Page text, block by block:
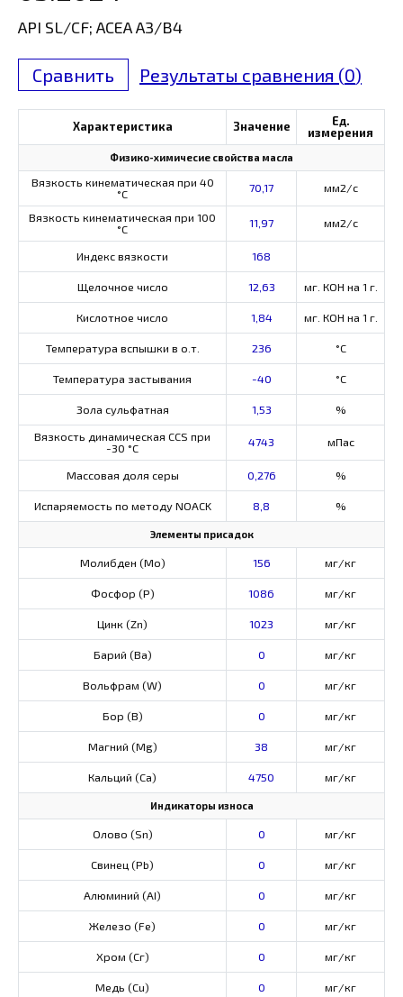
API SL/CF; ACEA A3/B4
Сравнить Результаты сравнения (0)
Характеристика Значение
Ед.
измерения
Физико-химичесие свойства масла
Вязкость кинематическая при 40
°С
70,17 мм2/с
Вязкость кинематическая при 100
°С
11,97 мм2/с
Индекс вязкости 168
Щелочное число 12,63 мг. КОН на 1 г.
Кислотное число 1,84 мг. КОН на 1 г.
Температура вспышки в о.т. 236 °C
Температура застывания -40 °C
Зола сульфатная 1,53
%
Вязкость динамическая CCS при
-30 °С
4743 мПас
Массовая доля серы 0,276 %
Испаряемость по методу NOACK 8,8 %
Элементы присадок
Молибден (Мо) 156 мг/кг
Фосфор (Р) 1086 мг/кг
Цинк (Zn) 1023 мг/кг
Барий (Ва) 0 мг/кг
Вольфрам (W) 0 мг/кг
Бор (В) 0 мг/кг
Магний (Mg) 38 мг/кг
Кальций (Са) 4750 мг/кг
Индикаторы износа
Олово (Sn) 0 мг/кг
Свинец (Pb) 0 мг/кг
Алюминий (AI) 0 мг/кг
Железо (Fe) 0 мг/кг
Хром (Сг) 0 мг/кг
Медь (Cu) 0 мг/кг